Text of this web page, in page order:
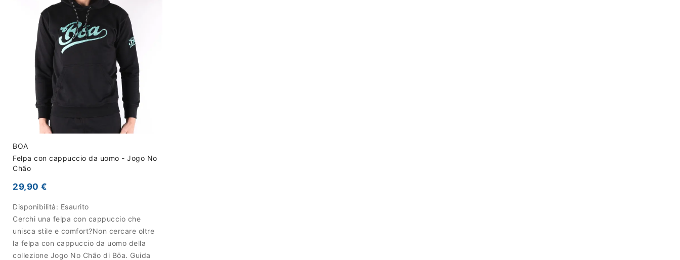
BOA
Felpa con cappuccio da uomo - Jogo No
Chão
29,90 €
Disponibilità: Esaurito
Cerchi una felpa con cappuccio che
unisca stile e comfort?Non cercare oltre
la felpa con cappuccio da uomo della
collezione Jogo No Chão di Bōa. Guida